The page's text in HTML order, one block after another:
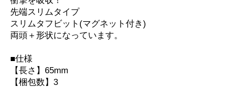
先端スリムタイプ
スリムタフビット(マグネット付き)
両頭＋形状になっています。
■仕様
【長さ】65mm
【梱包数】3